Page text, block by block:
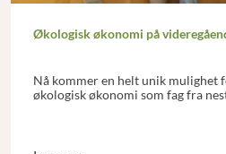
Økologisk økonomi på
Nå kommer en helt unik mulighet
økologisk økonomi som fag fra